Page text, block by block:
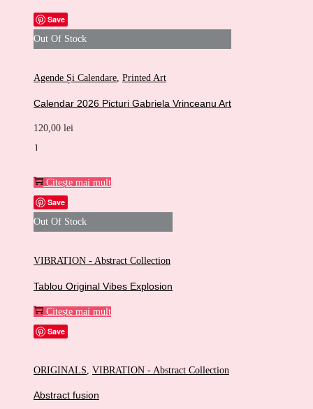
Save
Out Of Stock
Agende Și Calendare, Printed Art
Calendar 2026 Picturi Gabriela Vrinceanu Art
120,00 lei
Cantitate
2026
Picturi
Gabriela
Art
Citește mai mult
Save
Out Of Stock
VIBRATION - Abstract Collection
Tablou Original Vibes Explosion
Citește mai mult
Save
ORIGINALS VIBRATION - Abstract Collection
Abstract fusion